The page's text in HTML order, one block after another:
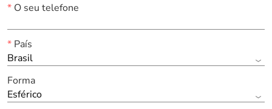
*O seu telefone
*País
Brasil
Forma
Esférico